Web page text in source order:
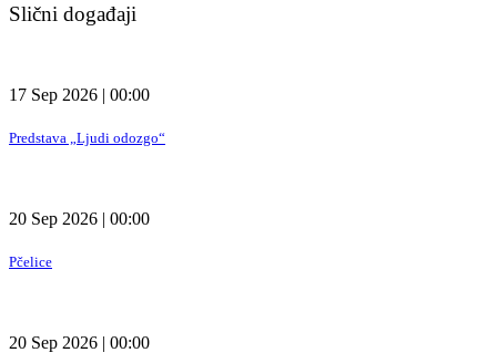
Slični događaji
17 Sep 2026 | 00:00
Predstava „Ljudi odozgo“
20 Sep 2026 | 00:00
Pčelice
20 Sep 2026 | 00:00